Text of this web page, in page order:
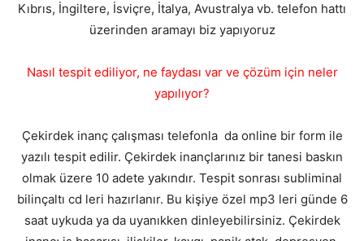
Kıbrıs, İngiltere, İsviçre, İtalya, Avustralya vb. telefon hattı
üzerinden aramayı biz yapıyoruz
Nasıl tespit ediliyor, ne faydası var ve çözüm için neler
yapılıyor?
Çekirdek inanç çalışması telefonla da online bir form ile
yazılı tespit edilir. Çekirdek inançlarınız bir tanesi baskın
olmak üzere 10 adete yakındır. Tespit sonrası subliminal
bilinçaltı cd leri hazırlanır. Bu kişiye özel mp3 leri günde 6
saat uykuda ya da uyanıkken dinleyebilirsiniz. Çekirdek